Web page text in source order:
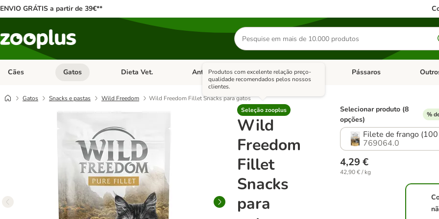
ENVIO GRÁTIS a partir de 39€**
Pesquisar
produtos
Cães Abrir menu de categoria: Cães
Gatos Abrir menu de categoria: Gatos
Dieta Vet. Abrir menu de categoria: Dieta Vet.
Antiparasitários Abrir menu de categoria: Antiparasitários
Roedores Abrir menu de categoria:
Pássaros Abrir
Gatos Snacks e pastas Wild Freedom
Wild Freedom Fillet Snacks para gatos
Seleção zooplus
Produtos com excelente relação preço-
qualidade recomendados pelos nossos
clientes.
Wild
Freedom
Fillet
Snacks
para
Selecionar produto (8
opções)
%
Filete de frango (100
769064.0
4,29 €
42,90 € / kg